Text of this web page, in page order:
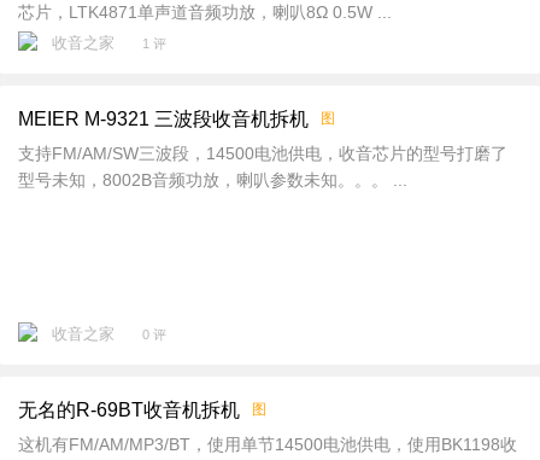
芯片，LTK4871单声道音频功放，喇叭8Ω 0.5W ...
收音之家 1 评
MEIER M-9321 三波段收音机拆机 图
支持FM/AM/SW三波段，14500电池供电，收音芯片的型号打磨了
型号未知，8002B音频功放，喇叭参数未知。。。 ...
收音之家 0 评
无名的R-69BT收音机拆机 图
这机有FM/AM/MP3/BT，使用单节14500电池供电，使用BK1198收